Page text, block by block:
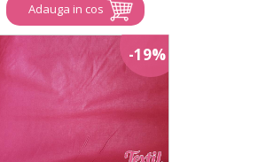
Adauga in cos
-19%